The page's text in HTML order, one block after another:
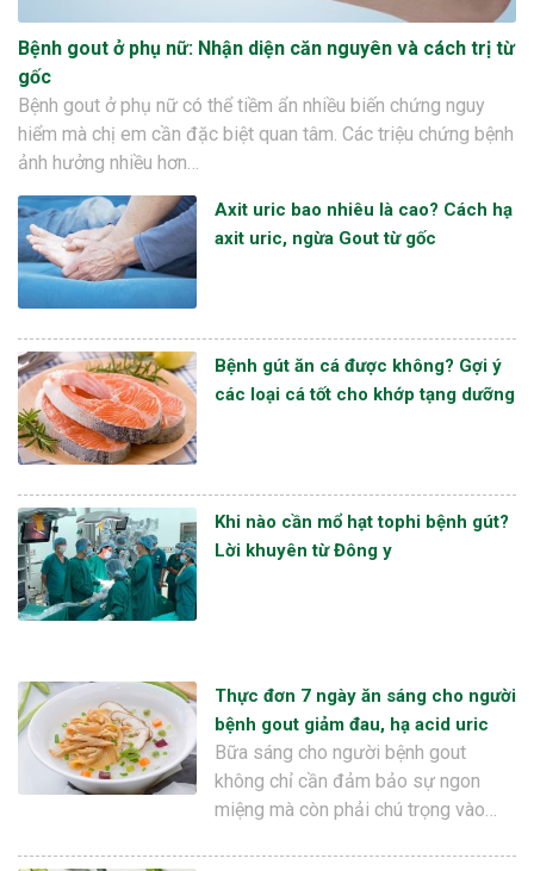
Bệnh gout ở phụ nữ: Nhận diện căn nguyên và cách trị từ
gốc
Bệnh gout ở phụ nữ có thể tiềm ẩn nhiều biến chứng nguy
hiểm mà chị em cần đặc biệt quan tâm. Các triệu chứng bệnh
ảnh hưởng nhiều hơn…
Axit uric bao nhiêu là cao? Cách hạ
axit uric, ngừa Gout từ gốc
Bệnh gút ăn cá được không? Gợi ý
các loại cá tốt cho khớp tạng dưỡng
Khi nào cần mổ hạt tophi bệnh gút?
Lời khuyên từ Đông y
Thực đơn 7 ngày ăn sáng cho người
bệnh gout giảm đau, hạ acid uric
Bữa sáng cho người bệnh gout
không chỉ cần đảm bảo sự ngon
miệng mà còn phải chú trọng vào…